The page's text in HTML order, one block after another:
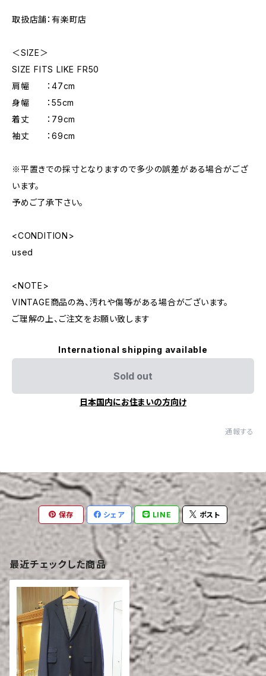
取扱店舗：有楽町店
＜SIZE＞
SIZE FITS LIKE FR50
肩幅 ：47cm
身幅 ：55cm
着丈 ：79cm
袖丈 ：69cm
※平置きでの採寸となりますので多少の誤差がある場合がござ
います。
予めご了承下さい。
<CONDITION>
used
<NOTE>
VINTAGE商品の為、汚れや傷等がある場合がございます。
ご理解の上、ご注文をお願い致します
International shipping available
Sold out
日本国内にお住まいの方向け
通報する
保存 シェア LINE ポスト
最近チェックした商品